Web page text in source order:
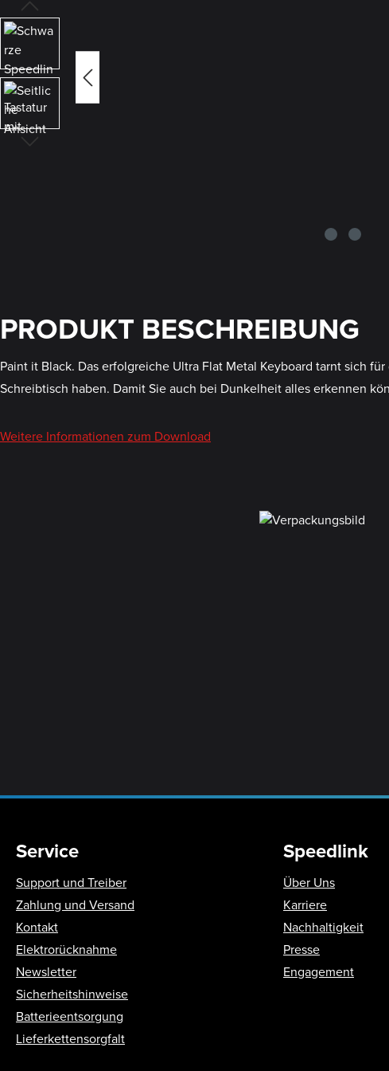
PRODUKT BESCHREIBUNG
Paint it Black. Das erfolgreiche Ultra Flat Metal Keyboard tarnt sich
Schreibtisch haben. Damit Sie auch bei Dunkelheit alles erkennen
Weitere Informationen zum Download
Service
Support und Treiber
Zahlung und Versand
Kontakt
Elektrorücknahme
Newsletter
Sicherheitshinweise
Batterieentsorgung
Lieferkettensorgfalt
Speedlink
Über Uns
Karriere
Nachhaltigkeit
Presse
Engagement